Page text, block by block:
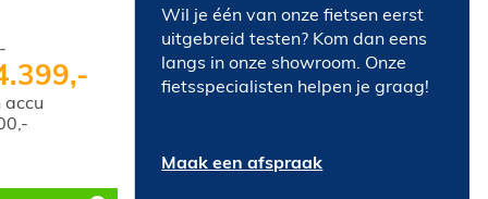
Wil je één van onze fietsen eerst
uitgebreid testen? Kom dan eens
langs in onze showroom. Onze
fietsspecialisten helpen je graag!
Maak een afspraak